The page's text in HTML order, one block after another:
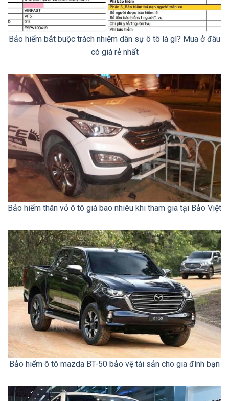
Bảo hiểm bắt buộc trách nhiệm dân sự ô tô là gì? Mua ở đâu
có giá rẻ nhất
Bảo hiểm thân vỏ ô tô giá bao nhiêu khi tham gia tại Bảo Việt
Bảo hiểm ô tô mazda BT-50 bảo vệ tài sản cho gia đình bạn